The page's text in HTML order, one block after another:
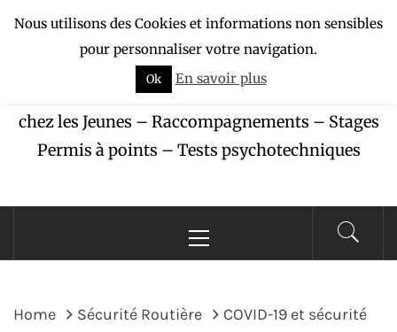
Skip
APAJ-ZÉBU
Association pour la Protection des Accidents
chez les Jeunes – Raccompagnements – Stages
Permis à points – Tests psychotechniques
Menu
Home Sécurité Routière
COVID-19 et sécurité
Nous utilisons des Cookies et informations non sensibles
pour personnaliser votre navigation.
Ok En savoir plus